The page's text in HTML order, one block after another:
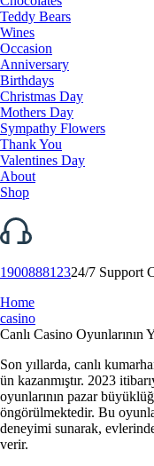
Teddy Bears
Wines
Occasion
Anniversary
Birthdays
Christmas Day
Mothers Day
Sympathy Flowers
Thank You
Valentines Day
About
Shop
190088812324/7 Support
Home
casino
Canlı Casino Oyunlarının
Son yıllarda, canlı
ün kazanmıştır. 2023
oyunlarının pazar
öngörülmektedir. Bu
deneyimi sunarak,
verir.